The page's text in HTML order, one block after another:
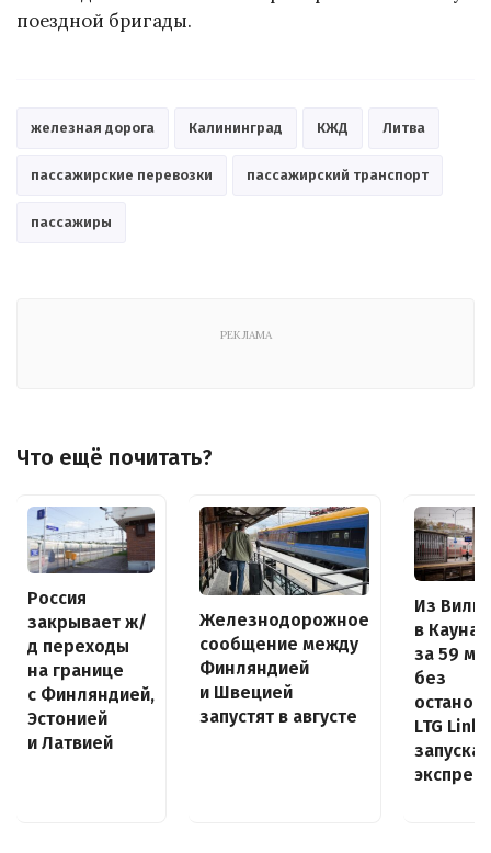
поездной бригады.
железная дорога Калининград КЖД Литва
пассажирские перевозки пассажирский транспорт
пассажиры
РЕКЛАМА
Что ещё почитать?
Россия
закрывает ж/
д переходы
на границе
с Финляндией,
Эстонией
и Латвией
Железнодорожное
сообщение между
Финляндией
и Швецией
запустят в августе
Из
в Каунас
за 59
без
LTG Link
экспресс